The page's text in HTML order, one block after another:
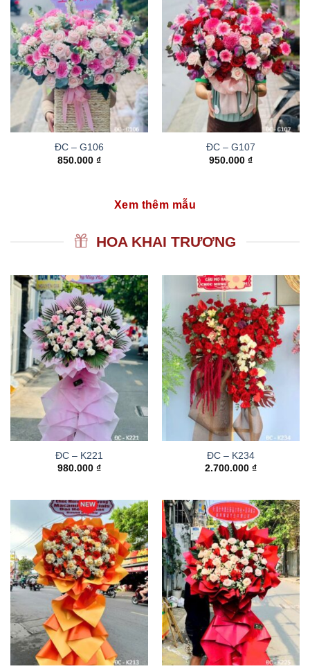
ĐC – G106
850.000 ₫
ĐC – G107
950.000 ₫
Xem thêm mẫu
HOA KHAI TRƯƠNG
ĐC – K221
980.000 ₫
ĐC – K234
2.700.000 ₫